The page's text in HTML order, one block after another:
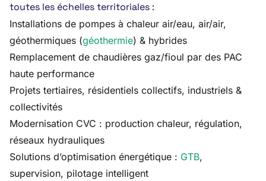
toutes les échelles territoriales :
Installations de pompes à chaleur air/eau, air/air,
géothermiques (géothermie) & hybrides
Remplacement de chaudières gaz/fioul par des PAC
haute performance
Projets tertiaires, résidentiels collectifs, industriels &
collectivités
Modernisation CVC : production chaleur, régulation,
réseaux hydrauliques
Solutions d’optimisation énergétique : GTB,
supervision, pilotage intelligent